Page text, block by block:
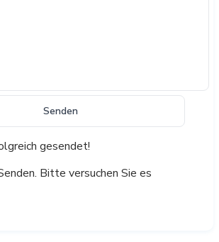
Senden
gesendet!
Bitte versuchen Sie es